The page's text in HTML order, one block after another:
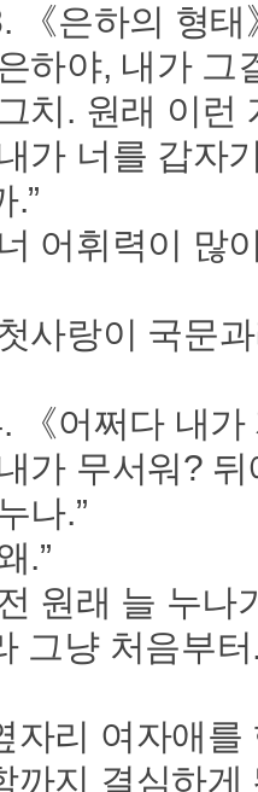
《은하의 형태
하야, 내가 그
치. 원래 이런
가 너를 갑자
.”
어휘력이 많
사랑이 국문
《어쩌다 내
가 무서워?
나.”
.”
원래 늘 누나
그냥 처음부터
자리 여자애를
까지 결심하게